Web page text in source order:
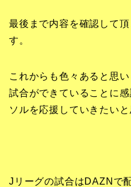
最後まで内容を確認して
す。
これからも色々あると思
試合ができていることに
ソルを応援していきたいと
Jリーグの試合はDAZNで